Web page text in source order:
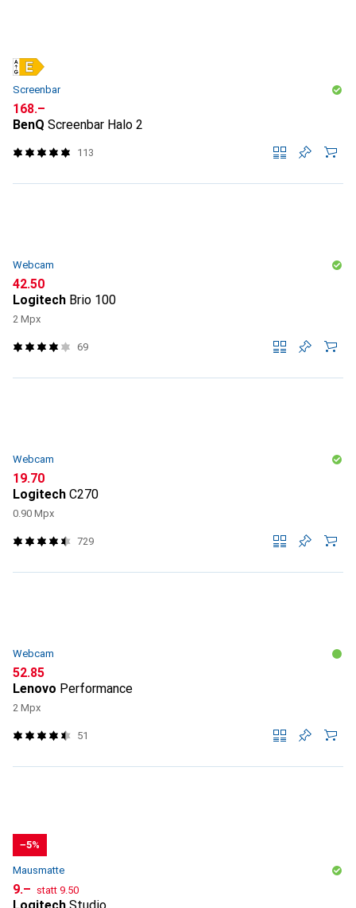
Screenbar
CHF
168.–
BenQ Screenbar Halo 2
113
Webcam
CHF
42.50
Logitech Brio 100
2 Mpx
69
Webcam
CHF
19.70
Logitech C270
0.90 Mpx
729
Webcam
CHF
52.85
Lenovo Performance
2 Mpx
51
−5%
Mausmatte
CHF
9.– statt CHF
9.50